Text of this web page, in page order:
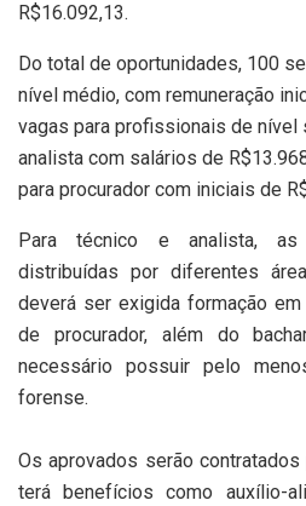
R$16.092,13.
Do total de oportunidades, 100
nível médio, com remuneração
vagas para profissionais de nível
analista com salários de
para procurador com iniciais de
Para técnico e analista,
distribuídas por diferentes
deverá ser exigida formação
de procurador, além do
necessário possuir pelo
forense.
Os aprovados serão
terá benefícios como auxílio-